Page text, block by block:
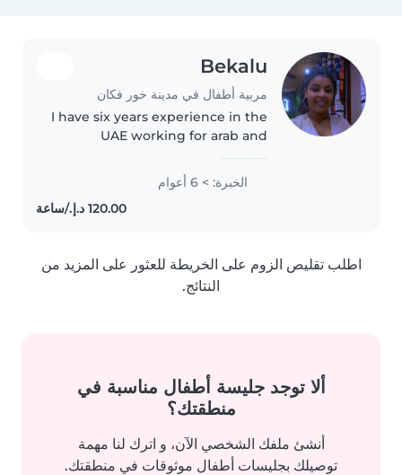
Bekalu
مربية أطفال في مدينة خور فكان
I have six years experience in the
UAE working for arab and
responsibilities during this time
is maintaining home cleanliness,
sanitizing bathrooms, and..
الخبرة: > 6 أعوام
اطلب تقليص الزوم على الخريطة للعثور على المزيد من
النتائج.
ألا توجد جليسة أطفال مناسبة في
منطقتك؟
أنشئ ملفك الشخصي الآن، و اترك لنا مهمة
توصيلك بجليسات أطفال موثوقات في منطقتك.